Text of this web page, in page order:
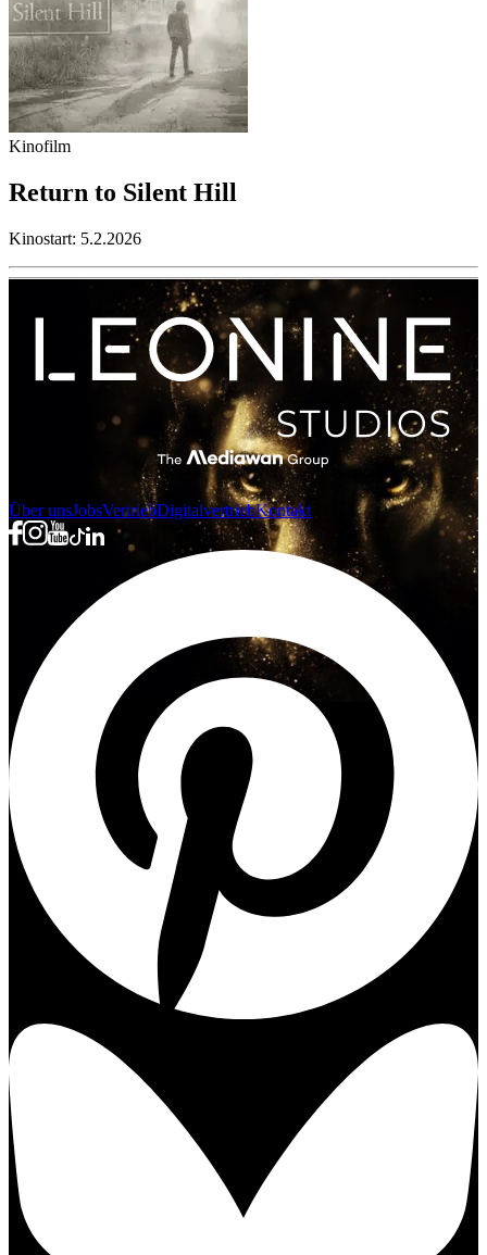
Kinofilm
Return to Silent Hill
Kinostart: 5.2.2026
Über unsJobsVertriebDigitalvertriebKontakt